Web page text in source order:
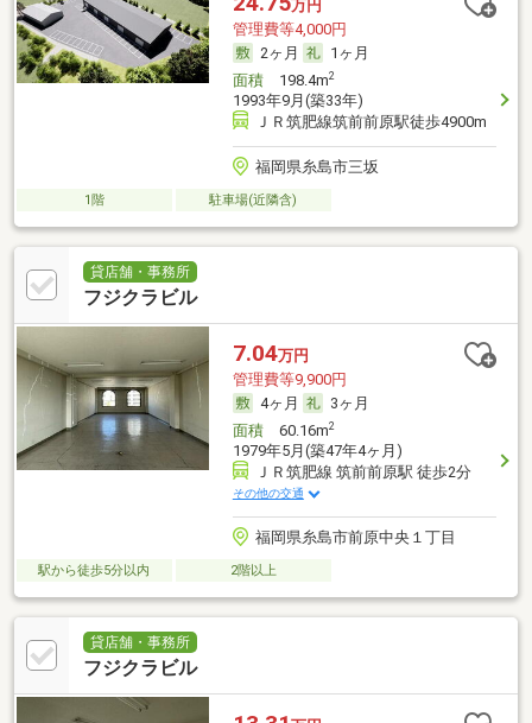
万円
管理費等4,000円
2ヶ月
1ヶ月
面積198.4m2
1993年9月(築33年)
ＪＲ筑肥線筑前前原駅徒歩4900m
福岡県糸島市三坂
1階 駐車場(近隣含)
貸店舗・事務所
フジクラビル
7.04万円
管理費等9,900円
4ヶ月
3ヶ月
面積60.16m2
1979年5月(築47年4ヶ月)
ＪＲ筑肥線 筑前前原駅 徒歩2分
その他の交通
福岡県糸島市前原中央１丁目
駅から徒歩5分以内 2階以上
貸店舗・事務所
フジクラビル